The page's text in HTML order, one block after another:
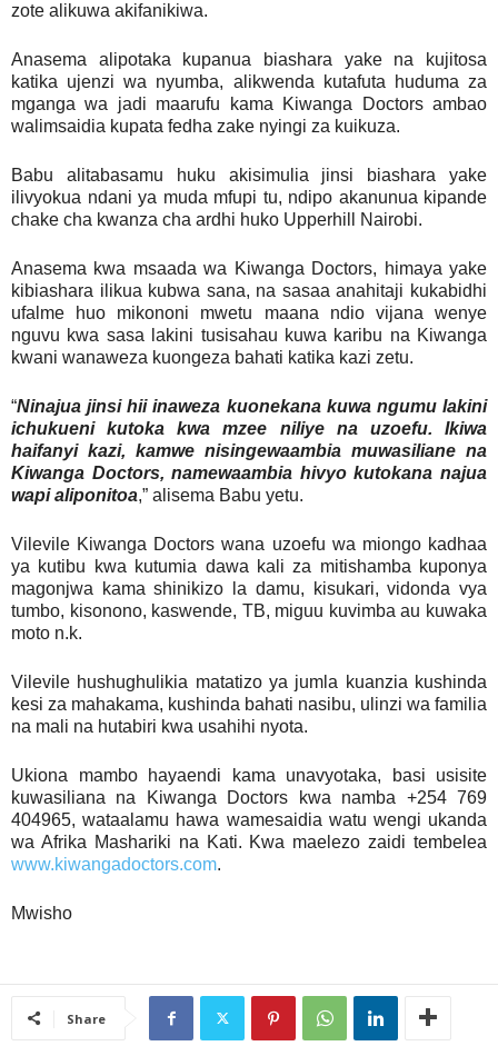
zote alikuwa akifanikiwa.
Anasema alipotaka kupanua biashara yake na kujitosa
katika ujenzi wa nyumba, alikwenda kutafuta huduma za
mganga wa jadi maarufu kama Kiwanga Doctors ambao
walimsaidia kupata fedha zake nyingi za kuikuza.
Babu alitabasamu huku akisimulia jinsi biashara yake
ilivyokua ndani ya muda mfupi tu, ndipo akanunua kipande
chake cha kwanza cha ardhi huko Upperhill Nairobi.
Anasema kwa msaada wa Kiwanga Doctors, himaya yake
kibiashara ilikua kubwa sana, na sasaa anahitaji kukabidhi
ufalme huo mikononi mwetu maana ndio vijana wenye
nguvu kwa sasa lakini tusisahau kuwa karibu na Kiwanga
kwani wanaweza kuongeza bahati katika kazi zetu.
“Ninajua jinsi hii inaweza kuonekana kuwa ngumu lakini
ichukueni kutoka kwa mzee niliye na uzoefu. Ikiwa
haifanyi kazi, kamwe nisingewaambia muwasiliane na
Kiwanga Doctors, namewaambia hivyo kutokana najua
wapi aliponitoa,” alisema Babu yetu.
Vilevile Kiwanga Doctors wana uzoefu wa miongo kadhaa
ya kutibu kwa kutumia dawa kali za mitishamba kuponya
magonjwa kama shinikizo la damu, kisukari, vidonda vya
tumbo, kisonono, kaswende, TB, miguu kuvimba au kuwaka
moto n.k.
Vilevile hushughulikia matatizo ya jumla kuanzia kushinda
kesi za mahakama, kushinda bahati nasibu, ulinzi wa familia
na mali na hutabiri kwa usahihi nyota.
Ukiona mambo hayaendi kama unavyotaka, basi usisite
kuwasiliana na Kiwanga Doctors kwa namba +254 769
404965, wataalamu hawa wamesaidia watu wengi ukanda
wa Afrika Mashariki na Kati. Kwa maelezo zaidi tembelea
www.kiwangadoctors.com.
Mwisho
Share